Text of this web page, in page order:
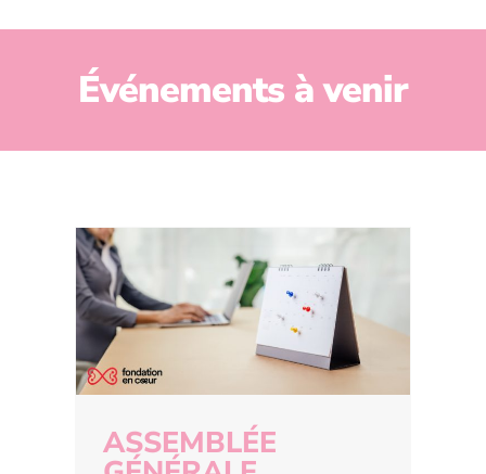
Événements à venir
ASSEMBLÉE
GÉNÉRALE
ANNUELLE 2025
ASSEMBLÉE